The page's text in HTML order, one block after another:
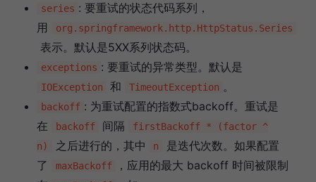
series : 要重试的状态代码系列，
用
org.springframework.http.HttpStatus.Series
表示。默认是5XX系列状态码。
exceptions : 要重试的异常类型。默认是
IOException 和 TimeoutException 。
backoff : 为重试配置的指数式backoff。重试是
在
backoff 间隔
firstBackoff * (factor ^
n)
之后进行的，其中 n
是迭代次数。如果配置
了
maxBackoff
，应用的最大 backoff 时间被限制